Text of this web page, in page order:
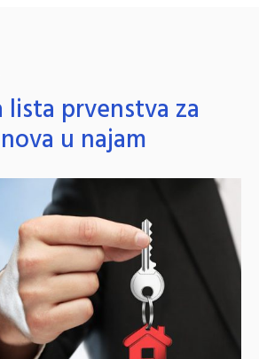
lista prvenstva za
u najam